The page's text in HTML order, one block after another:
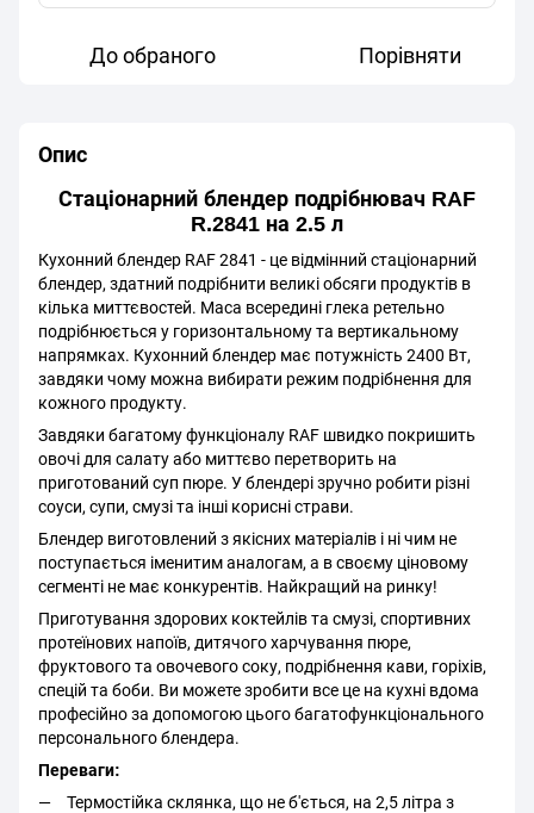
До обраного Порівняти
Опис
Стаціонарний блендер подрібнювач RAF
R.2841 на 2.5 л
Кухонний блендер RAF 2841 - це відмінний стаціонарний
блендер, здатний подрібнити великі обсяги продуктів в
кілька миттєвостей. Маса всередині глека ретельно
подрібнюється у горизонтальному та вертикальному
напрямках. Кухонний блендер має потужність 2400 Вт,
завдяки чому можна вибирати режим подрібнення для
кожного продукту.
Завдяки багатому функціоналу RAF швидко покришить
овочі для салату або миттєво перетворить на
приготований суп пюре. У блендері зручно робити різні
соуси, супи, смузі та інші корисні страви.
Блендер виготовлений з якісних матеріалів і ні чим не
поступається іменитим аналогам, а в своєму ціновому
сегменті не має конкурентів. Найкращий на ринку!
Приготування здорових коктейлів та смузі, спортивних
протеїнових напоїв, дитячого харчування пюре,
фруктового та овочевого соку, подрібнення кави, горіхів,
спецій та боби. Ви можете зробити все це на кухні вдома
професійно за допомогою цього багатофункціонального
персонального блендера.
Переваги:
Термостійка склянка, що не б'ється, на 2,5 літра з